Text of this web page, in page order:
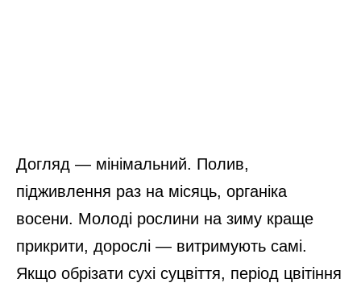
Догляд — мінімальний. Полив,
підживлення раз на місяць, органіка
восени. Молоді рослини на зиму краще
прикрити, дорослі — витримують самі.
Якщо обрізати сухі суцвіття, період цвітіння